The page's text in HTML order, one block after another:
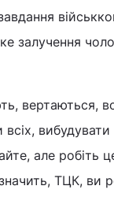
залучення
вибудувати
але робіть
ТЦК, ви